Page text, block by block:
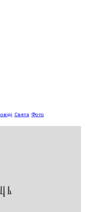
Свята Фото